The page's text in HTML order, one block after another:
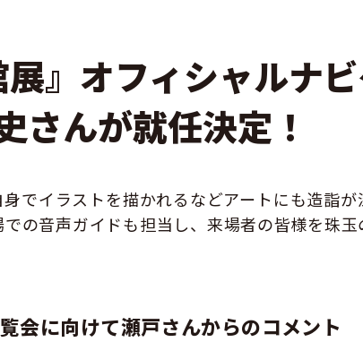
展』オフィシャルナ
さんが就任決定！
でイラストを描かれるなどアートにも造詣
の音声ガイドも担当し、来場者の皆様を珠
会に向けて瀬戸さんからのコメント